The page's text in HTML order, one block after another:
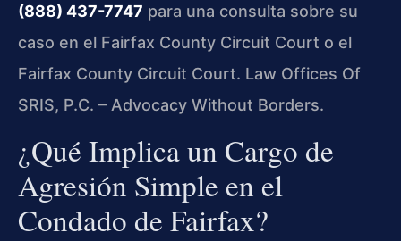
(888) 437-7747 para una consulta sobre su
caso en el Fairfax County Circuit Court o el
Fairfax County Circuit Court. Law Offices Of
SRIS, P.C. – Advocacy Without Borders.
¿Qué Implica un Cargo de
Agresión Simple en el
Condado de Fairfax?